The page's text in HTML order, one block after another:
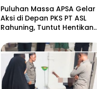
Puluhan Massa APSA Gelar
Aksi di Depan PKS PT ASL
Rahuning, Tuntut Hentikan
Sungai Asahan